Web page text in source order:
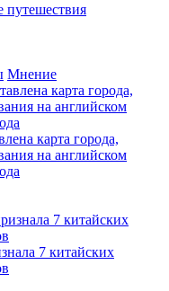
путешествия
Мнение
карта города,
на английском
7 китайских